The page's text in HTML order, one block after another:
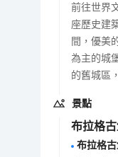
前往世界
座歷史建
間，優美
為主的城
的舊城區
景點
布拉格
布拉格